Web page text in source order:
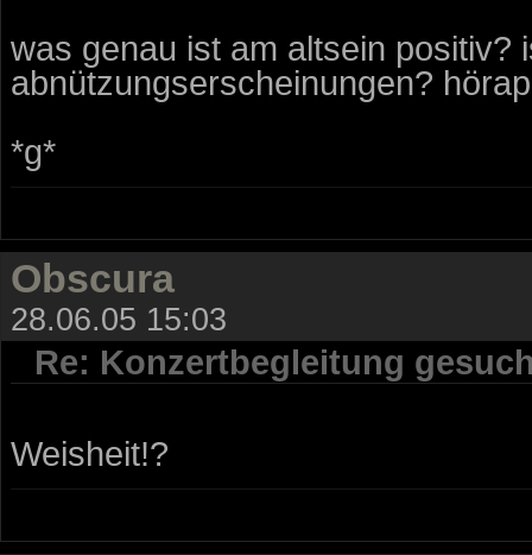
was genau ist am altsein positiv?
abnützungserscheinungen?
*g*
Obscura
28.06.05 15:03
Re: Konzertbegleitung
Weisheit!?